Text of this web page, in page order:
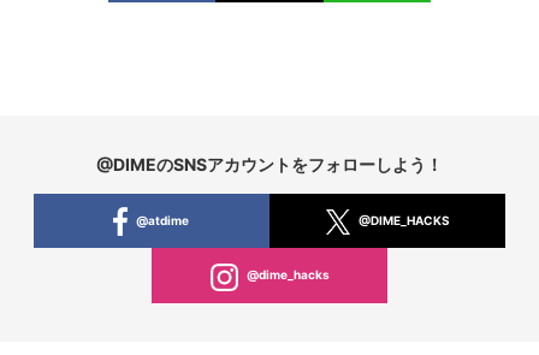
@DIMEのSNSアカウントをフォローしよう！
@atdime @DIME_HACKS
@dime_hacks